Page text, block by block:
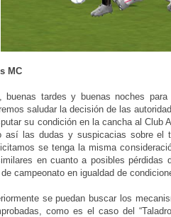
MC
buenas tardes y buenas noches
saludar la decisión de las
su condición en la cancha al Club
así las dudas y suspicacias sobre el
se tenga la misma
en cuanto a posibles pérdidas
campeonato en igualdad de
se puedan buscar los
como es el caso del